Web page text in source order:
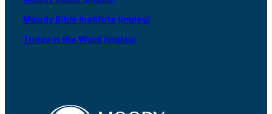
Moody Bible Institute (inglés)
Today in the Word (inglés)